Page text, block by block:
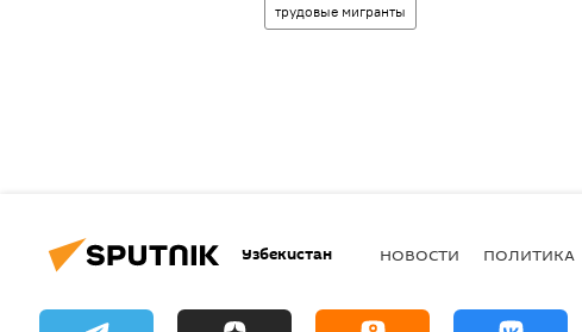
трудовые мигранты
Узбекистан НОВОСТИ ПОЛИТИКА